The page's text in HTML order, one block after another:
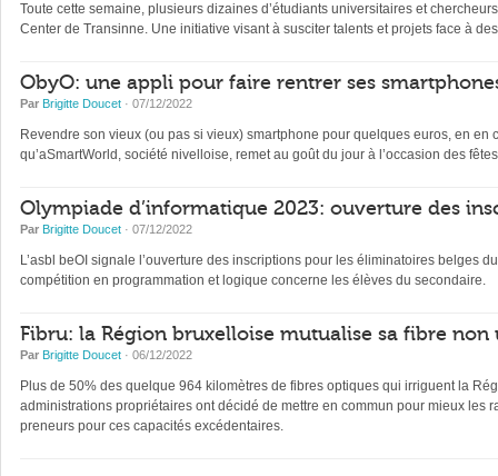
Toute cette semaine, plusieurs dizaines d’étudiants universitaires et
Center de Transinne. Une initiative visant à susciter talents et projets face à
ObyO: une appli pour faire rentrer ses
Par Brigitte Doucet · 07/12/2022
Revendre son vieux (ou pas si vieux) smartphone pour quelques euros, en
qu’aSmartWorld, société nivelloise, remet au goût du jour à l’occasion des
Olympiade d’informatique 2023: ouverture des
Par Brigitte Doucet · 07/12/2022
L’asbl beOI signale l’ouverture des inscriptions pour les éliminatoires belges
compétition en programmation et logique concerne les élèves du secondaire.
Fibru: la Région bruxelloise mutualise sa fibre non
Par Brigitte Doucet · 06/12/2022
Plus de 50% des quelque 964 kilomètres de fibres optiques qui irriguent la
administrations propriétaires ont décidé de mettre en commun pour mieux les
preneurs pour ces capacités excédentaires.